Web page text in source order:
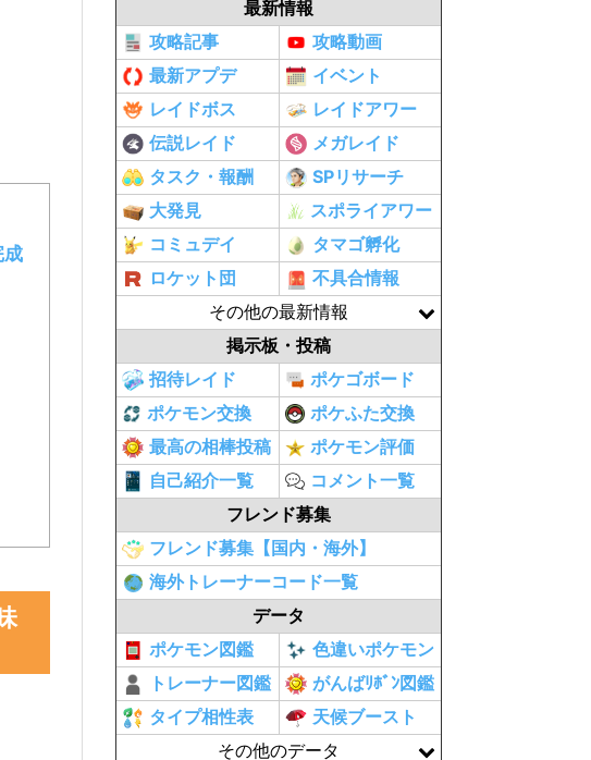
成
最新情報
攻略記事
攻略動画
最新アプデ
イベント
レイドボス
レイドアワー
伝説レイド
メガレイド
タスク・報酬
SPリサーチ
大発見
スポライアワー
コミュデイ
タマゴ孵化
ロケット団
不具合情報
その他の最新情報
掲示板・投稿
招待レイド
ポケゴボード
ポケモン交換
ポケふた交換
最高の相棒投稿
ポケモン評価
自己紹介一覧
コメント一覧
フレンド募集
フレンド募集【国内・海外】
海外トレーナーコード一覧
データ
ポケモン図鑑
色違いポケモン
トレーナー図鑑
がんばﾘﾎﾞﾝ図鑑
タイプ相性表
天候ブースト
その他のデータ